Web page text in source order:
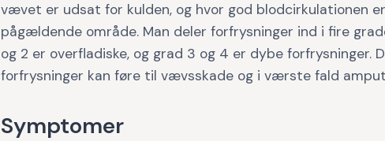
vævet er udsat for kulden, og hvor god blodcirkulationen
pågældende område. Man deler forfrysninger ind i fire
og 2 er overfladiske, og grad 3 og 4 er dybe forfrysninger.
forfrysninger kan føre til vævsskade og i værste fald
Symptomer